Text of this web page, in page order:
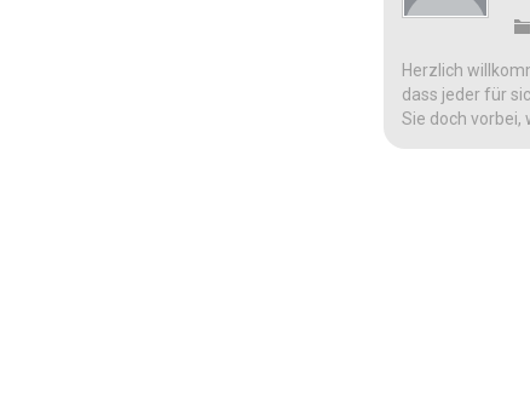
Herzlich
dass jeder für
Sie doch vorbei,